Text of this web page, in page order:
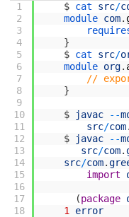
1
2
3
4
5
6
7
8
9
10
11
12
13
14
15
16
17
18
$ cat src/
module com.
}
$ cat src/
module org.
//
}
$ javac --
src/com.
$
javac --
src/com.
src/com.
import
(package
1
error